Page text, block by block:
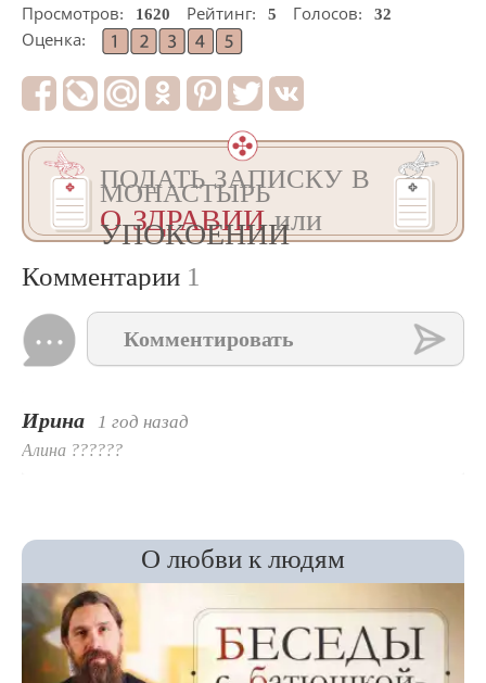
Просмотров: 1620 Рейтинг: 5 Голосов:
32
Оценка:
ПОДАТЬ ЗАПИСКУ В
МОНАСТЫРЬ
О ЗДРАВИИили
УПОКОЕНИИ
Комментарии 1
Комментировать
Ирина 1 год назад
Алина ??????
О любви к людям